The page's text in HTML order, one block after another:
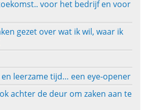
voor het bedrijf en voor
gezet over wat ik wil, waar ik
leerzame tijd… een eye-opener
achter de deur om zaken aan te